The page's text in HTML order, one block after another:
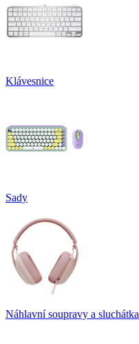
Klávesnice
Sady
Náhlavní soupravy a sluchátka